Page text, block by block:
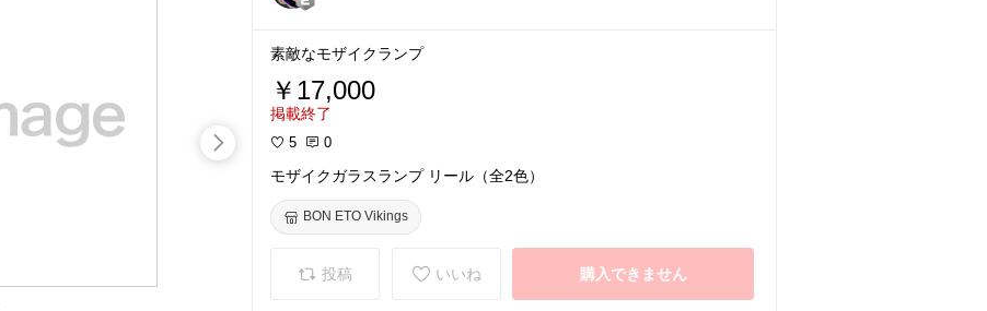
素敵なモザイクランプ
￥17,000
掲載終了
5 0
モザイクガラスランプ リール（全2色）
BON ETO Vikings
投稿 いいね 購入できません